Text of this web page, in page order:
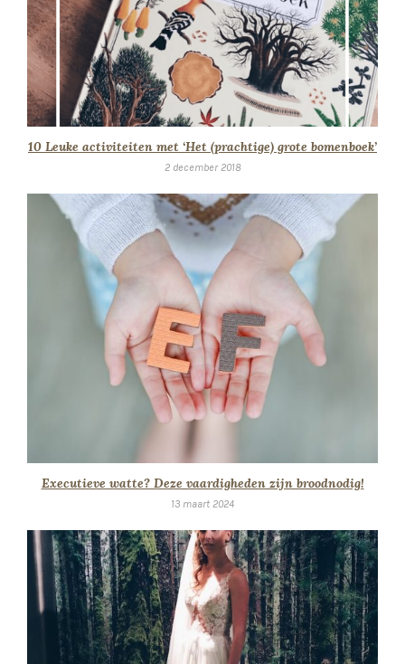
10 Leuke activiteiten met ‘Het (prachtige) grote bomenboek’
2 december 2018
Executieve watte? Deze vaardigheden zijn broodnodig!
13 maart 2024